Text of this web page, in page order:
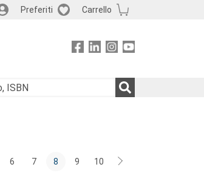
Preferiti Carrello
6 7 8 9 10